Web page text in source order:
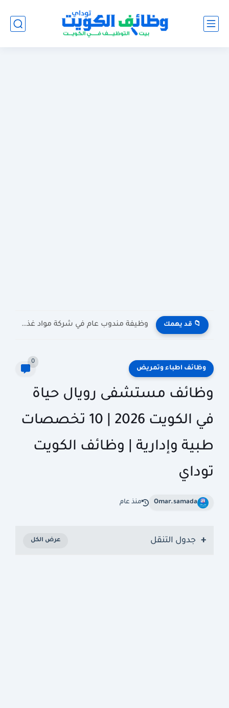
📁 قد يهمك وظيفة مندوب عام في شركة مواد غذائية بالكويت General Public...
وظائف اطباء وتمريض
0
وظائف مستشفى رويال حياة
في الكويت 2026 | 10 تخصصات
طبية وإدارية | وظائف الكويت
توداي
Omar.samada منذ عام
جدول التنقل